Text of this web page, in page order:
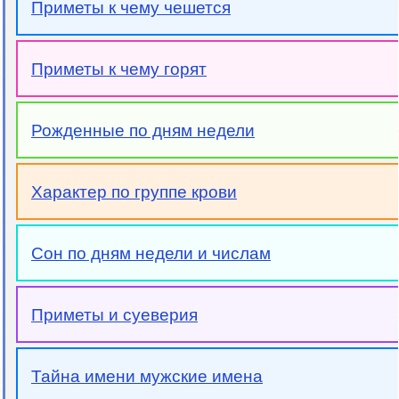
Приметы к чему чешется
Приметы к чему горят
Рожденные по дням недели
Характер по группе крови
Сон по дням недели и числам
Приметы и суеверия
Тайна имени мужские имена